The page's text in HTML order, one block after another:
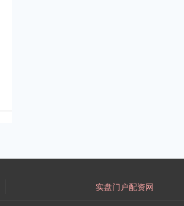
实盘门户配资网